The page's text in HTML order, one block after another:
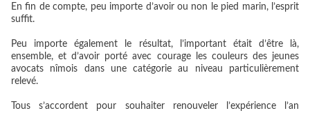
En fin de compte, peu importe d’avoir ou non le pied marin, l’esprit
suffit.
Peu importe également le résultat, l’important était d’être là,
ensemble, et d’avoir porté avec courage les couleurs des jeunes
avocats nîmois dans une catégorie au niveau particulièrement
relevé.
Tous s’accordent pour souhaiter renouveler l’expérience l’an